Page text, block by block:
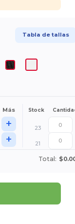
Tabla de tallas
Más Stock
+
23
+ 21
Total: